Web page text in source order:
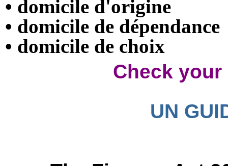
• domicile d'origine
• domicile de dépendance
• domicile de choix
Check
UN